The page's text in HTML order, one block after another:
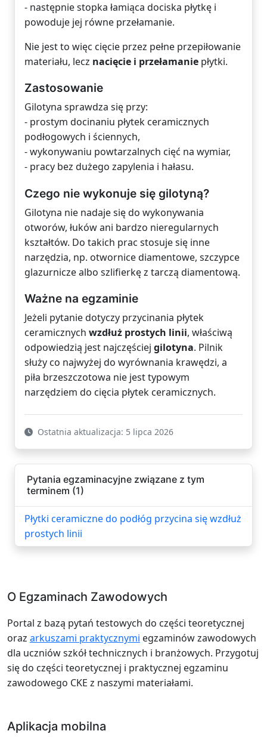
- następnie stopka łamiąca dociska płytkę i
powoduje jej równe przełamanie.
Nie jest to więc cięcie przez pełne przepiłowanie
materiału, lecz nacięcie i przełamanie płytki.
Zastosowanie
Gilotyna sprawdza się przy:
- prostym docinaniu płytek ceramicznych
podłogowych i ściennych,
- wykonywaniu powtarzalnych cięć na wymiar,
- pracy bez dużego zapylenia i hałasu.
Czego nie wykonuje się gilotyną?
Gilotyna nie nadaje się do wykonywania
otworów, łuków ani bardzo nieregularnych
kształtów. Do takich prac stosuje się inne
narzędzia, np. otwornice diamentowe, szczypce
glazurnicze albo szlifierkę z tarczą diamentową.
Ważne na egzaminie
Jeżeli pytanie dotyczy przycinania płytek
ceramicznych wzdłuż prostych linii, właściwą
odpowiedzią jest najczęściej gilotyna. Pilnik
służy co najwyżej do wyrównania krawędzi, a
piła brzeszczotowa nie jest typowym
narzędziem do cięcia płytek ceramicznych.
Ostatnia aktualizacja: 5 lipca 2026
Pytania egzaminacyjne związane z tym
terminem (1)
Płytki ceramiczne do podłóg przycina się wzdłuż
prostych linii
O Egzaminach Zawodowych
Portal z bazą pytań testowych do części teoretycznej
oraz arkuszami praktycznymi egzaminów zawodowych
dla uczniów szkół technicznych i branżowych. Przygotuj
się do części teoretycznej i praktycznej egzaminu
zawodowego CKE z naszymi materiałami.
Aplikacja mobilna